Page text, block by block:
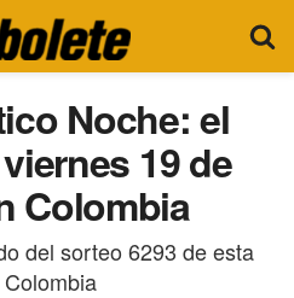
Noche: el
19 de
Colombia
del sorteo 6293 de esta